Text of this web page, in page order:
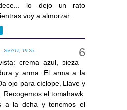
lo dejo un rato
voy a almorzar..
26/7/17, 19:25
crema azul, pieza
y arma. El arma a la
ojo para cíclope. Llave y
Recogemos el tomahawk.
a la dcha y tenemos el